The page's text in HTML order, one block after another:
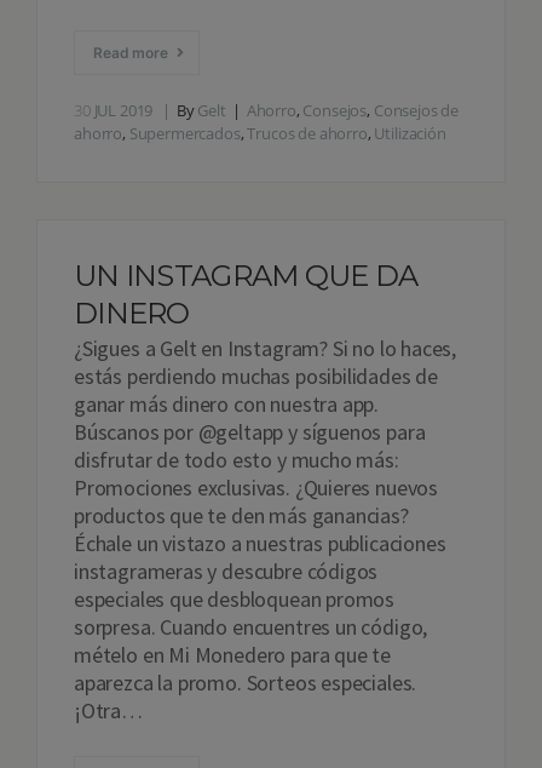
Read more
30 JUL 2019 ByGelt Ahorro, Consejos, Consejos de
ahorro, Supermercados,Trucos de ahorro, Utilización
UN INSTAGRAM QUE DA
DINERO
¿Sigues a Gelt en Instagram? Si no lo haces,
estás perdiendo muchas posibilidades de
ganar más dinero con nuestra app.
Búscanos por @geltapp y síguenos para
disfrutar de todo esto y mucho más:
Promociones exclusivas. ¿Quieres nuevos
productos que te den más ganancias?
Échale un vistazo a nuestras publicaciones
instagrameras y descubre códigos
especiales que desbloquean promos
sorpresa. Cuando encuentres un código,
mételo en Mi Monedero para que te
aparezca la promo. Sorteos especiales.
¡Otra…